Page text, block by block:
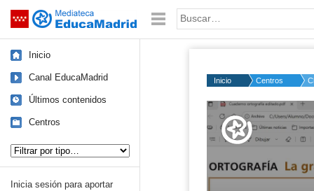
Saltar navegación Palabra o frase:
Inicio
Canal EducaMadrid
Últimos contenidos
Centros
Inicia sesión para aportar
Inicio Centros
Volume
50%